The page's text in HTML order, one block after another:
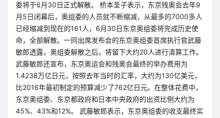
委将于6月30日正式解散。 桥本圣子表示，东京残奥会去年9
月5日闭幕后，奥组委的人员就不断缩减，从最多的7000多人
已经缩减到现在的161人，6月30日东京奥组委将完成历史使
命，全部解散。一同出席发布会的东京奥组委首席执行官武藤
敏郎透露，奥组委解散之后，将留下大约20人进行清算工作。
武藤敏郎还宣布，东京奥运会和残奥会最终的举办费用为
1.4238万亿日元，按照去年当时的汇率，大约为130亿美元，
比2016年最初制定的预算减少了762亿日元。在整体花费中，
东京奥组委、东京都政府和日本中央政府的出资比例大约为
45%、43%和12%。 武藤敏郎表示，东京奥组委的收支最终实